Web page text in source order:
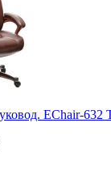
EChair-632